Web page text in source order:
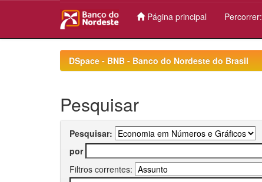
Página principal Percorrer:
DSpace - BNB - Banco do Nordeste do Brasil
Pesquisar
Pesquisar:
por
Filtros correntes: